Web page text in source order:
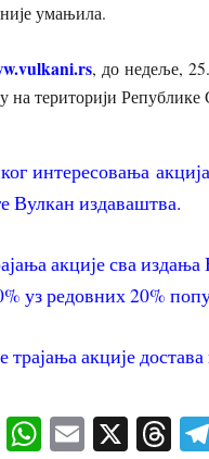
умањила.
, до недеље,
на територији Републике
интересовања
Вулкан издаваштва.
акције сва
уз редовних 20%
акције
ViberWhatsApp
Email
X